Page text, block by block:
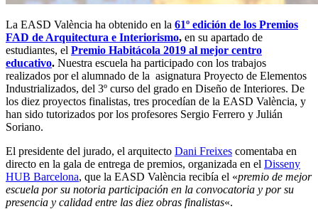
La EASD València ha obtenido en la 61º edición de los Premios
FAD de Arquitectura e Interiorismo, en su apartado de
estudiantes, el Premio Habitácola 2019 al mejor centro
educativo. Nuestra escuela ha participado con los trabajos
realizados por el alumnado de la asignatura Proyecto de Elementos
Industrializados, del 3º curso del grado en Diseño de Interiores. De
los diez proyectos finalistas, tres procedían de la EASD València, y
han sido tutorizados por los profesores Sergio Ferrero y Julián
Soriano.
El presidente del jurado, el arquitecto Dani Freixes comentaba en
directo en la gala de entrega de premios, organizada en el Disseny
HUB Barcelona, que la EASD València recibía el «premio de mejor
escuela por su notoria participación en la convocatoria y por su
presencia y calidad entre las diez obras finalistas«.